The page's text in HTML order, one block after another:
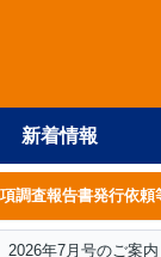
新着情報
調査報告書発行依頼
年7月号のご案内